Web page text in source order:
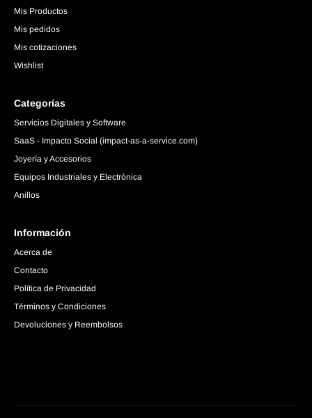
Mis Productos
Mis pedidos
Mis cotizaciones
Wishlist
Categorías
Servicios Digitales y Software
SaaS - Impacto Social (impact-as-a-service.com)
Joyería y Accesorios
Equipos Industriales y Electrónica
Anillos
Información
Acerca de
Contacto
Política de Privacidad
Términos y Condiciones
Devoluciones y Reembolsos